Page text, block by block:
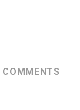
COMMENTS